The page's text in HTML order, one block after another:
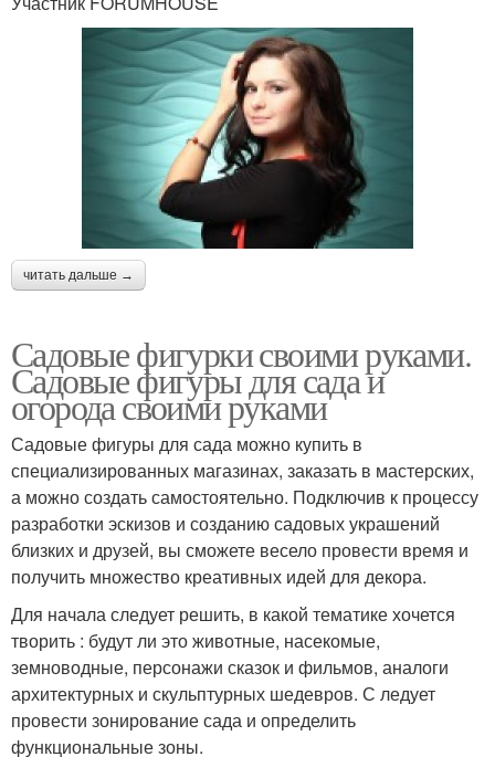
читать дальше →
Садовые фигурки своими руками.
Садовые фигуры для сада и
огорода своими руками
Садовые фигуры для сада можно купить в
специализированных магазинах, заказать в мастерских,
а можно создать самостоятельно. Подключив к процессу
разработки эскизов и созданию садовых украшений
близких и друзей, вы сможете весело провести время и
получить множество креативных идей для декора.
Для начала следует решить, в какой тематике хочется
творить : будут ли это животные, насекомые,
земноводные, персонажи сказок и фильмов, аналоги
архитектурных и скульптурных шедевров. С ледует
провести зонирование сада и определить
функциональные зоны.